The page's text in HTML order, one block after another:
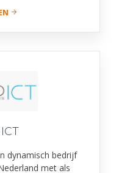
dynamisch bedrijf
met als